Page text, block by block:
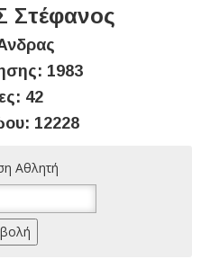
Στέφανος
1983
42
12228
Αθλητή